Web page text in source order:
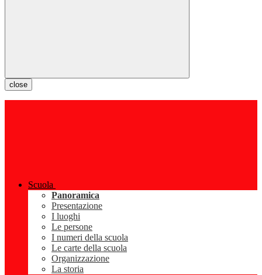
close
Scuola
Panoramica
Presentazione
I luoghi
Le persone
I numeri della scuola
Le carte della scuola
Organizzazione
La storia